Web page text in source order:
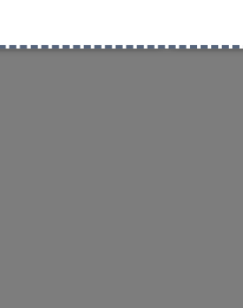
winkelwagen